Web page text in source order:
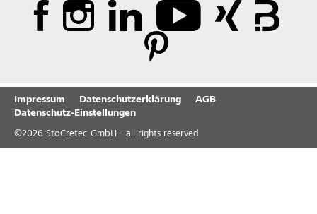
Impressum Datenschutzerklärung
AGB
Datenschutz-Einstellungen
©2026 StoCretec GmbH - all rights reserved